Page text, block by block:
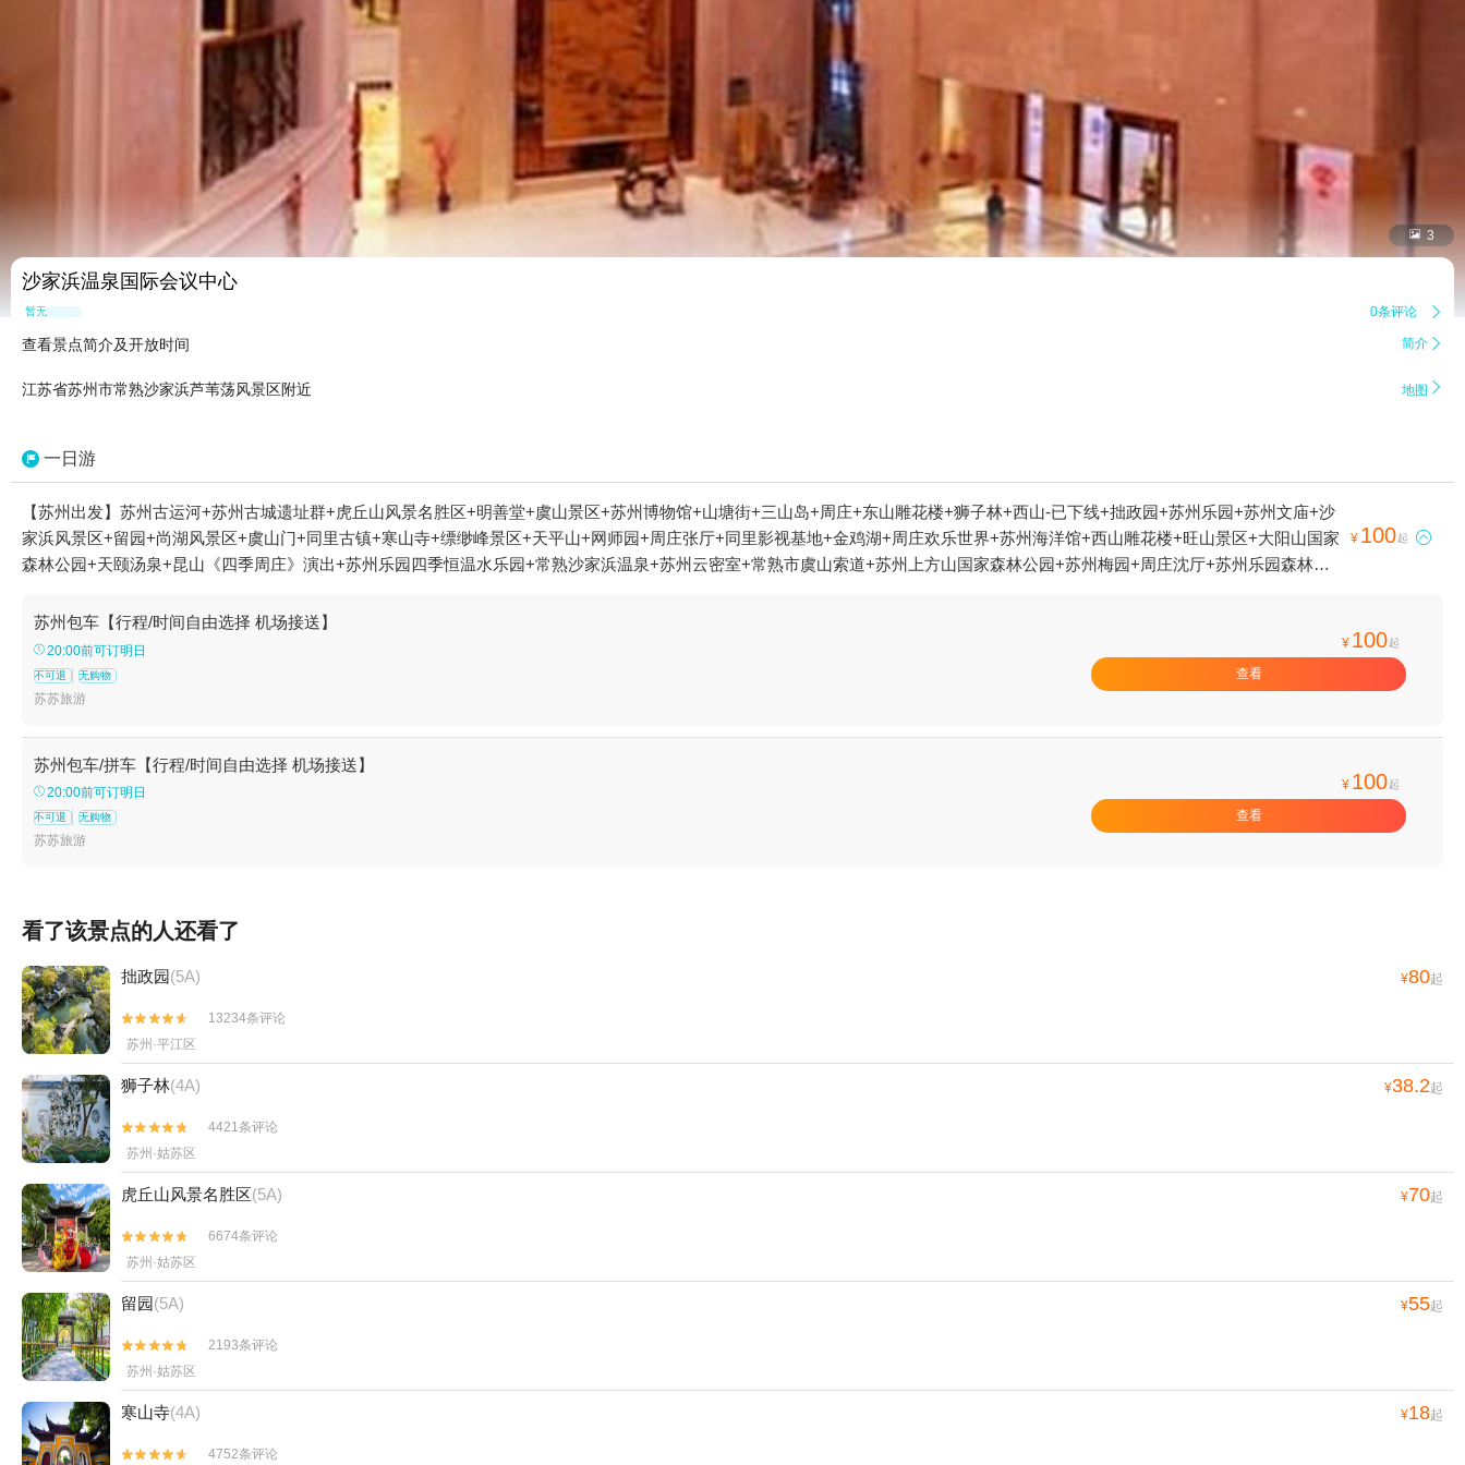
 3
沙家浜温泉国际会议中心
暂无点评 0条评论 
查看景点简介及开放时间 简介 
江苏省苏州市常熟沙家浜芦苇荡风景区附近 地图 
一日游
【苏州出发】苏州古运河+苏州古城遗址群+虎丘山风景名胜区+明善堂+虞山景区+苏州博物馆+山塘街+三山岛+周庄+东山雕花楼+狮子林+西山-已下线+拙政园+苏州乐园+苏州文庙+沙
家浜风景区+留园+尚湖风景区+虞山门+同里古镇+寒山寺+缥缈峰景区+天平山+网师园+周庄张厅+同里影视基地+金鸡湖+周庄欢乐世界+苏州海洋馆+西山雕花楼+旺山景区+大阳山国家
森林公园+天颐汤泉+昆山《四季周庄》演出+苏州乐园四季恒温水乐园+常熟沙家浜温泉+苏州云密室+常熟市虞山索道+苏州上方山国家森林公园+苏州梅园+周庄沈厅+苏州乐园森林水
+太湖西山江南恬园农家乐+太湖旺山钱家坞农家乐+苏州亿梵瑜伽+同里乐爽草莓园+同里绿色草莓园+周庄大海酒楼+苏州怡家农家乐+同里湖大饭店+同里未完成咖啡馆主题客栈+大阳
山国家森林公园植物园景区+东园+苏州演艺中心+苏州体育中心+北京D-life礼堂+同里船码头酒吧+同里国家湿地公园+太湖三山岛新华农家乐+金鸡湖游船-月光码头+大阳山景区+太湖西
山玄旸山庄+尚湖卡亚克舟钓俱乐部+周庄玩乐-周庄古戏台（北市街店）+同里金红牛奶油草莓园+霓美术馆+苏州本地玩乐+苏州之夜+苏州市吴中太湖旅游区+周庄大桥+寒山寺钟楼+金
鸡湖水上游+周庄魔城+周庄江南堂客栈+周庄月上·古筝会馆+金鸡湖帆船游（中茵皇冠假日酒店游艇码头）+苏州梦幻乐园+欢乐岛游乐园+游美营地亲子别墅(周庄店)+大阳山动漫水世界
苏州常熟尚湖高尔夫球场+行知草堂（山塘街店）+苏州东吴剧场+苏州博物馆西馆+虞山动物园+山塘街白居易码头游船+山塘街-已下线+虎丘湿地公园+尚湖飞熊乐园+尚湖水上森林+虞
山文化旅游度假区+沙家浜革命历史纪念馆+金鸡湖风之园+苏州岚湾温泉+苏州公园+苏州枕河居+西山1日游
¥ 100起 
苏州包车【行程/时间自由选择 机场接送】
20:00前可订明日
不可退 无购物
苏苏旅游
¥ 100起
查看
苏州包车/拼车【行程/时间自由选择 机场接送】
20:00前可订明日
不可退 无购物
苏苏旅游
¥ 100起
查看
看了该景点的人还看了
拙政园(5A) ¥80起


13234条评论
苏州·平江区
狮子林(4A) ¥38.2起


4421条评论
苏州·姑苏区
虎丘山风景名胜区(5A) ¥70起


6674条评论
苏州·姑苏区
留园(5A) ¥55起


2193条评论
苏州·姑苏区
寒山寺(4A) ¥18起

 4752条评论